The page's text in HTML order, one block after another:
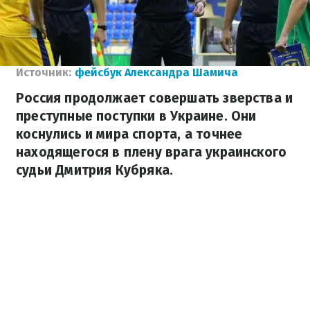
Источник: фейсбук Александра Шамича
Россия продолжает совершать зверства и
преступные поступки в Украине. Они
коснулись и мира спорта, а точнее
находящегося в плену врага украинского
судьи Дмитрия Кубряка.